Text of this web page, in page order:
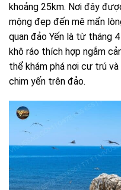
khoảng 25km. Nơi đây
mộng đẹp đến mê mẩn
quan đảo Yến là từ tháng
khô ráo thích hợp ngắm
thể khám phá nơi cư trú
chim yến trên đảo.